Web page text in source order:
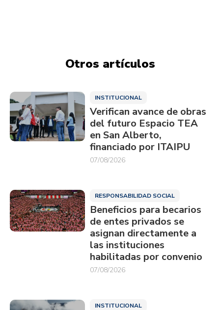
Otros artículos
INSTITUCIONAL
Verifican avance de obras
del futuro Espacio TEA
en San Alberto,
financiado por ITAIPU
07/08/2026
RESPONSABILIDAD SOCIAL
Beneficios para becarios
de entes privados se
asignan directamente a
las instituciones
habilitadas por convenio
07/08/2026
INSTITUCIONAL